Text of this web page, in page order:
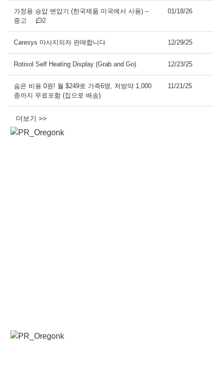
가정용 승압 변압기 (한국제품 미국에서 사용) –
중고
2
01/18/26
Caresys 마사지의자 판매합니다 12/29/25
Rotisol Self Heating Display (Grab and Go) 12/23/25
숨은 비용 0원! 월 $249로 가족6명, 처방약 1,000
종까지 무료포함 (집으로 배송)
11/21/25
더보기 >>